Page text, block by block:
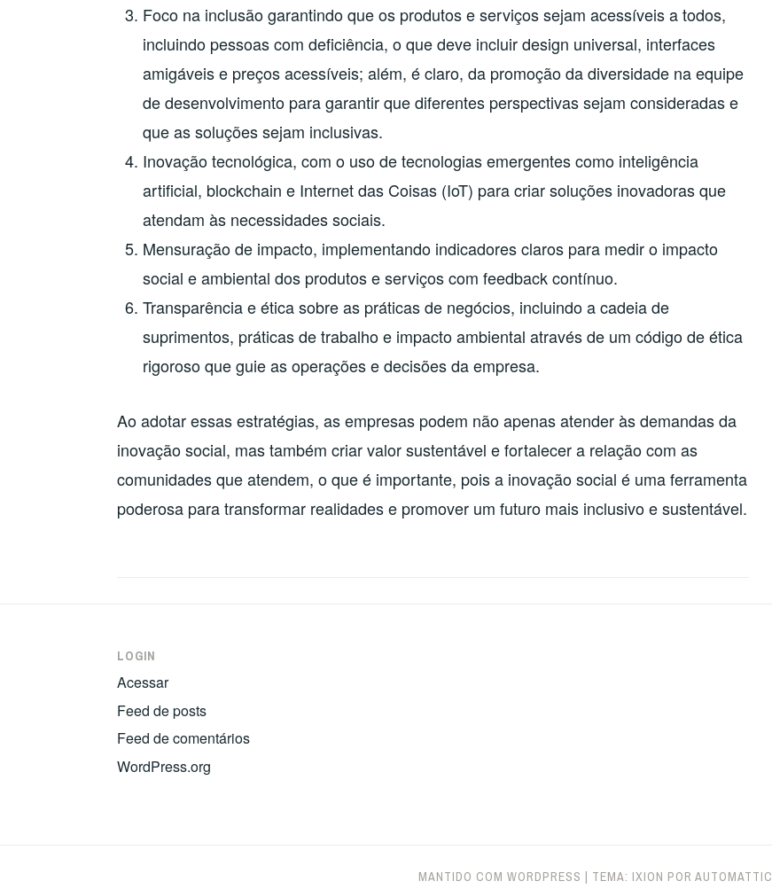
Foco na inclusão garantindo que os produtos e serviços sejam acessíveis a todos,
incluindo pessoas com deficiência, o que deve incluir design universal, interfaces
amigáveis e preços acessíveis; além, é claro, da promoção da diversidade na equipe
de desenvolvimento para garantir que diferentes perspectivas sejam consideradas e
que as soluções sejam inclusivas.
Inovação tecnológica, com o uso de tecnologias emergentes como inteligência
artificial, blockchain e Internet das Coisas (IoT) para criar soluções inovadoras que
atendam às necessidades sociais.
Mensuração de impacto, implementando indicadores claros para medir o impacto
social e ambiental dos produtos e serviços com feedback contínuo.
Transparência e ética sobre as práticas de negócios, incluindo a cadeia de
suprimentos, práticas de trabalho e impacto ambiental através de um código de ética
rigoroso que guie as operações e decisões da empresa.
Ao adotar essas estratégias, as empresas podem não apenas atender às demandas da
inovação social, mas também criar valor sustentável e fortalecer a relação com as
comunidades que atendem, o que é importante, pois a inovação social é uma ferramenta
poderosa para transformar realidades e promover um futuro mais inclusivo e sustentável.
LOGIN
Acessar
Feed de posts
Feed de comentários
WordPress.org
MANTIDO COM WORDPRESS | TEMA: IXION POR AUTOMATTIC